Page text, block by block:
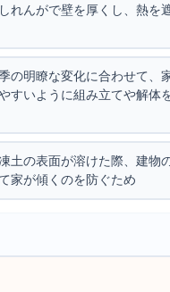
れんがで壁を厚くし、熱を
の明瞭な変化に合わせて、
すいように組み立てや解体
土の表面が溶けた際、建物
家が傾くのを防ぐため